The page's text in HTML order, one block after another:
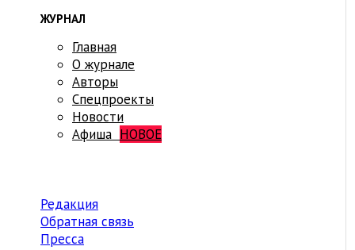
ЖУРНАЛ
Главная
О журнале
Авторы
Спецпроекты
Новости
Афиша НОВОЕ
Редакция
Обратная связь
Пресса